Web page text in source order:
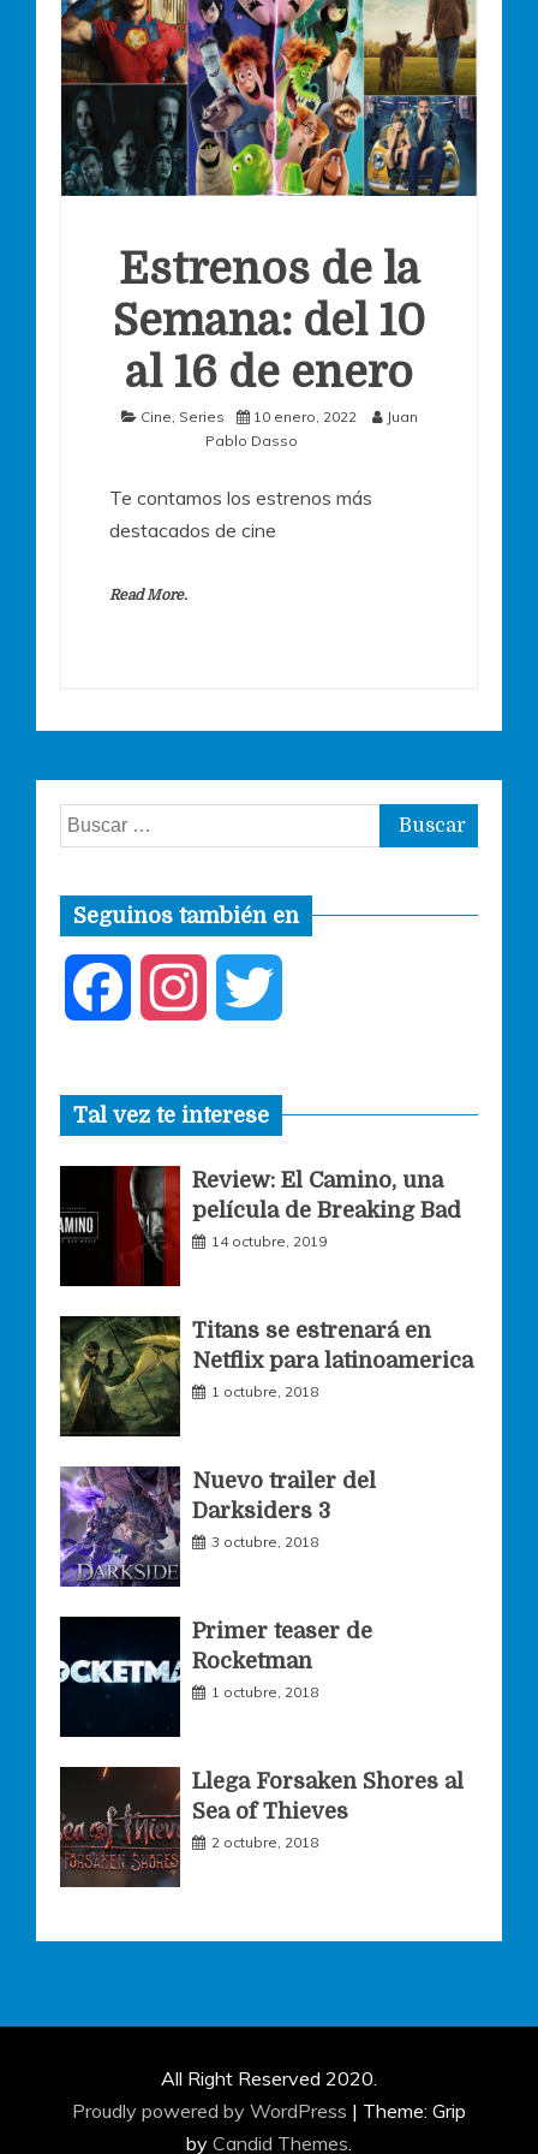
Estrenos de la
Semana: del 10
al 16 de enero
Cine Series 10 enero, 2022
Juan
Pablo Dasso
Te contamos los estrenos más
destacados de cine
Read More.
Buscar:
Seguinos también en
c
e
b
o
o
s
t
a
g
m
i
t
t
r
Tal vez te interese
Review: El Camino, una
película de Breaking Bad
14 octubre, 2019
Titans se estrenará en
Netflix para latinoamerica
1 octubre, 2018
Nuevo trailer del
Darksiders 3
3 octubre, 2018
Primer teaser de
Rocketman
1 octubre, 2018
Llega Forsaken Shores al
Sea of Thieves
2 octubre, 2018
All Right Reserved 2020.
Proudly powered by WordPress | Theme: Grip
by Candid Themes